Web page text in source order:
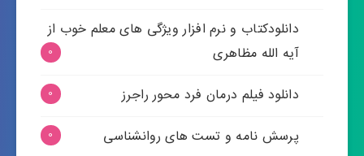
دانلودکتاب و نرم افزار ویژگی های معلم خوب از
آیه الله مظاهری
0
دانلود فیلم درمان فرد محور راجرز 0
پرسش نامه و تست های روانشناسی 0